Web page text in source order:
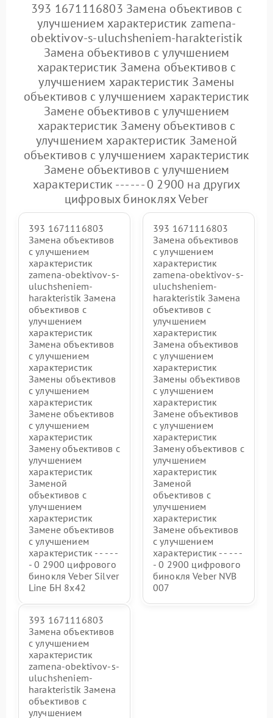
393 1671116803 Замена объективов с
улучшением характеристик zamena-
obektivov-s-uluchsheniem-harakteristik
Замена объективов с улучшением
характеристик Замена объективов с
улучшением характеристик Замены
объективов с улучшением характеристик
Замене объективов с улучшением
характеристик Замену объективов с
улучшением характеристик Заменой
объективов с улучшением характеристик
Замене объективов с улучшением
характеристик - - - - - - 0 2900 на других
цифровых биноклях Veber
393 1671116803
Замена объективов
с улучшением
характеристик
zamena-obektivov-s-
uluchsheniem-
harakteristik Замена
объективов с
улучшением
характеристик
Замена объективов
с улучшением
характеристик
Замены объективов
с улучшением
характеристик
Замене объективов
с улучшением
характеристик
Замену объективов с
улучшением
характеристик
Заменой
объективов с
улучшением
характеристик
Замене объективов
с улучшением
характеристик - - - - -
- 0 2900 цифрового
бинокля Veber Silver
Line БН 8x42
393 1671116803
Замена объективов
с улучшением
характеристик
zamena-obektivov-s-
uluchsheniem-
harakteristik Замена
объективов с
улучшением
характеристик
Замена объективов
с улучшением
характеристик
Замены объективов
с улучшением
характеристик
Замене объективов
с улучшением
характеристик
Замену объективов с
улучшением
характеристик
Заменой
объективов с
улучшением
характеристик
Замене объективов
с улучшением
характеристик - - - - -
- 0 2900 цифрового
бинокля Veber NVB
007
393 1671116803
Замена объективов
с улучшением
характеристик
zamena-obektivov-s-
uluchsheniem-
harakteristik Замена
объективов с
улучшением